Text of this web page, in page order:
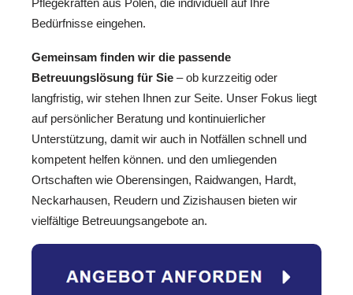
Pflegekräften aus Polen, die individuell auf Ihre
Bedürfnisse eingehen.
Gemeinsam finden wir die passende
Betreuungslösung für Sie – ob kurzzeitig oder
langfristig, wir stehen Ihnen zur Seite. Unser Fokus liegt
auf persönlicher Beratung und kontinuierlicher
Unterstützung, damit wir auch in Notfällen schnell und
kompetent helfen können. und den umliegenden
Ortschaften wie Oberensingen, Raidwangen, Hardt,
Neckarhausen, Reudern und Zizishausen bieten wir
vielfältige Betreuungsangebote an.